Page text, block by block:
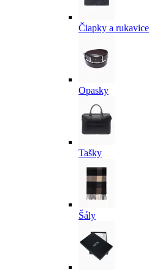
Čiapky a rukavice
Opasky
Tašky
Šály